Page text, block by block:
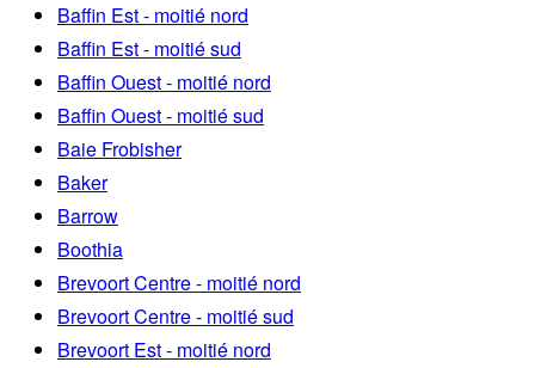
Baffin Est - moitié nord
Baffin Est - moitié sud
Baffin Ouest - moitié nord
Baffin Ouest - moitié sud
Baie Frobisher
Baker
Barrow
Boothia
Brevoort Centre - moitié nord
Brevoort Centre - moitié sud
Brevoort Est - moitié nord